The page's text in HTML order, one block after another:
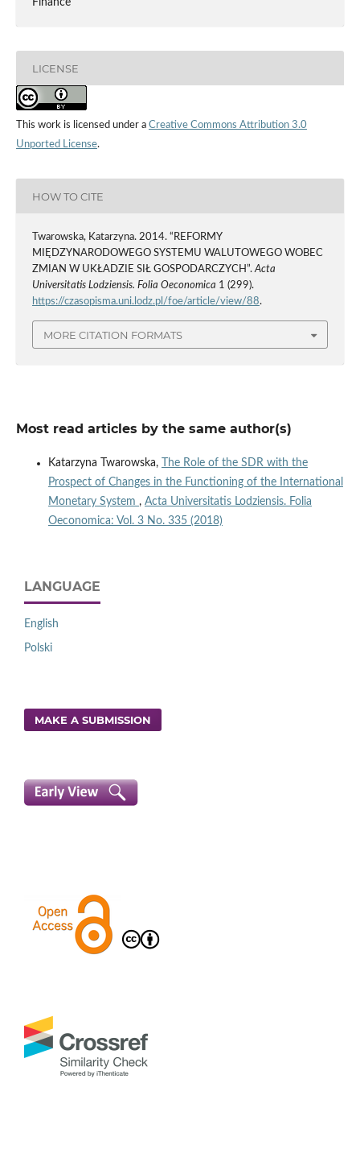
Finance
LICENSE
This work is licensed under a Creative Commons Attribution 3.0
Unported License.
HOW TO CITE
Twarowska, Katarzyna. 2014. “REFORMY
MIĘDZYNARODOWEGO SYSTEMU WALUTOWEGO WOBEC
ZMIAN W UKŁADZIE SIŁ GOSPODARCZYCH”.Acta
Universitatis Lodziensis. Folia Oeconomica 1 (299).
https://czasopisma.uni.lodz.pl/foe/article/view/88.
MORE CITATION FORMATS
Most read articles by the same author(s)
Katarzyna Twarowska,
The Role of the SDR with the
Prospect of Changes in the Functioning of the International
Monetary System , Acta Universitatis Lodziensis. Folia
Oeconomica: Vol. 3 No. 335 (2018)
LANGUAGE
English
Polski
MAKE A SUBMISSION